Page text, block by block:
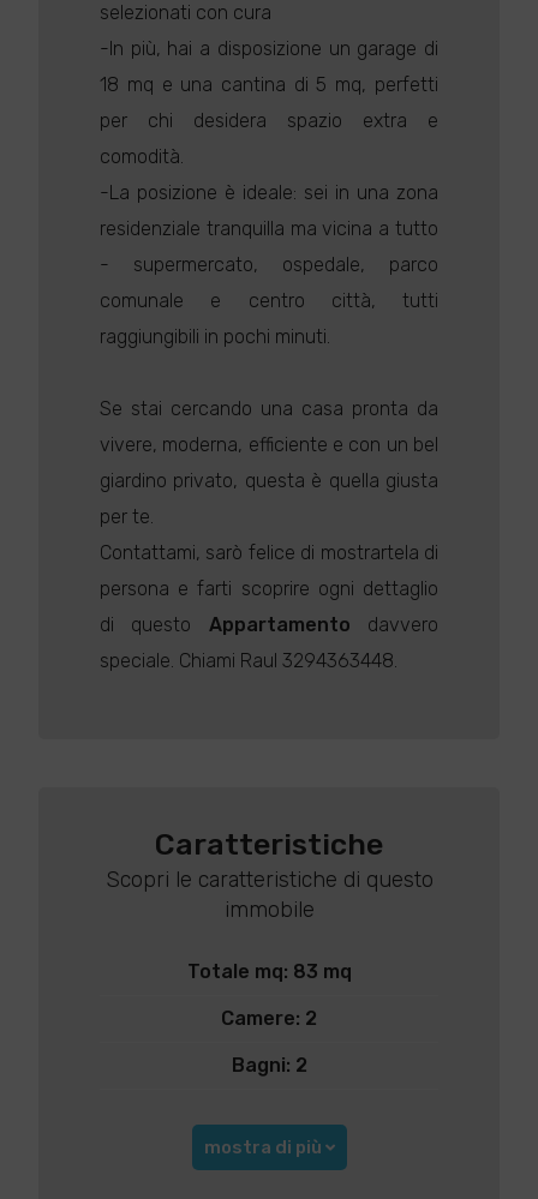
selezionati con cura
-In più, hai a disposizione un garage di
18 mq e una cantina di 5 mq, perfetti
per chi desidera spazio extra e
comodità.
-La posizione è ideale: sei in una zona
residenziale tranquilla ma vicina a tutto
- supermercato, ospedale, parco
comunale e centro città, tutti
raggiungibili in pochi minuti.
Se stai cercando una casa pronta da
vivere, moderna, efficiente e con un bel
giardino privato, questa è quella giusta
per te.
Contattami, sarò felice di mostrartela di
persona e farti scoprire ogni dettaglio
di questo Appartamento davvero
speciale. Chiami Raul 3294363448.
Caratteristiche
Scopri le caratteristiche di questo
immobile
Totale mq: 83 mq
Camere: 2
Bagni: 2
mostra di più